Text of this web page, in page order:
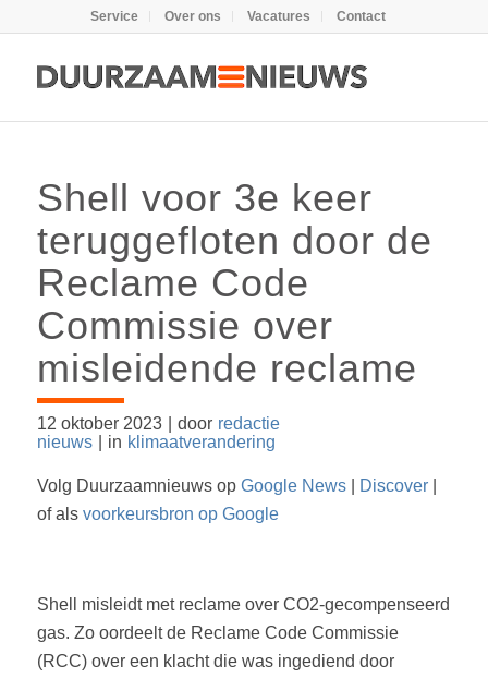
Service Over ons Vacatures Contact
Shell voor 3e keer
teruggefloten door de
Reclame Code
Commissie over
misleidende reclame
12 oktober 2023 door redactie
nieuws
in klimaatverandering
Volg Duurzaamnieuws op Google News| Discover|
of als voorkeursbron op Google
Shell misleidt met reclame over CO2-gecompenseerd
gas. Zo oordeelt de Reclame Code Commissie
(RCC) over een klacht die was ingediend door